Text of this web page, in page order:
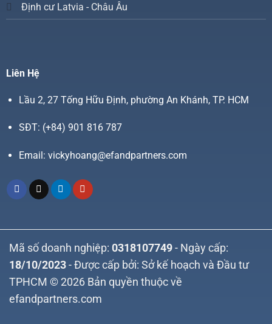
Định cư Latvia - Châu Âu
Liên Hệ
Lầu 2, 27 Tống Hữu Định, phường An Khánh, TP. HCM
SĐT: (+84) 901 816 787
Email: vickyhoang@efandpartners.com
Mã số doanh nghiệp: 0318107749 - Ngày cấp:
18/10/2023 - Được cấp bởi: Sở kế hoạch và Đầu tư
TPHCM © 2026 Bản quyền thuộc về
efandpartners.com